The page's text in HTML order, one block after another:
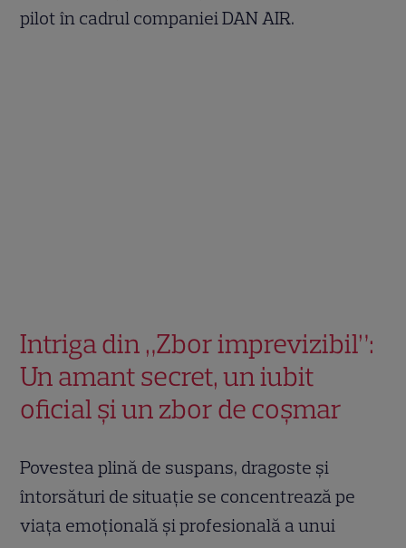
pilot în cadrul companiei DAN AIR.
Intriga din „Zbor imprevizibil”:
Un amant secret, un iubit
oficial și un zbor de coșmar
Povestea plină de suspans, dragoste și
întorsături de situație se concentrează pe
viața emoțională și profesională a unui